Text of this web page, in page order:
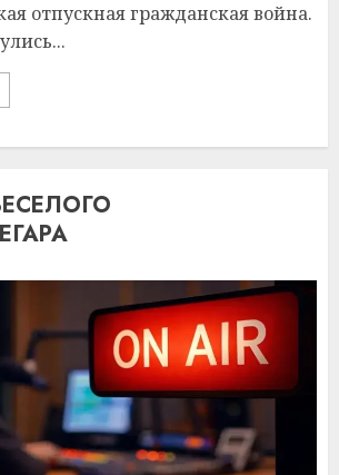
отпускная гражданская война.